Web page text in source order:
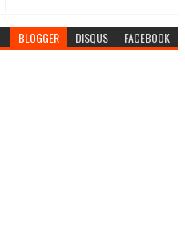
BLOGGER DISQUS FACEBOOK